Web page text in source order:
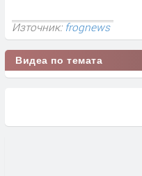
Източник:frognews
Видеа по темата